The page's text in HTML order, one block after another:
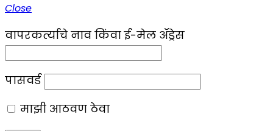
Close
वापरकर्त्याचे नाव किंवा ई-मेल ॲड्रेस
पासवर्ड
माझी आठवण ठेवा